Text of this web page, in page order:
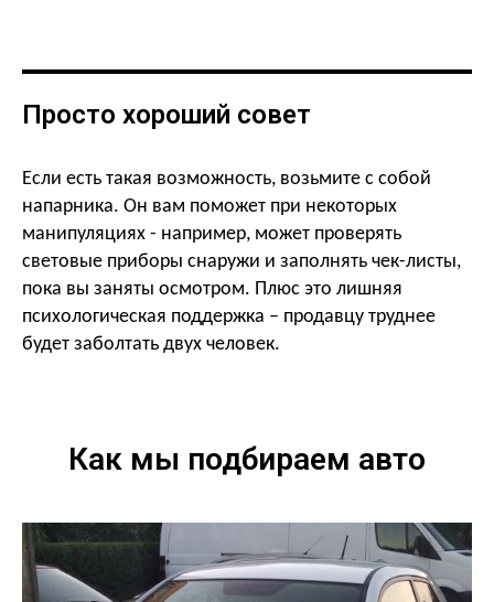
Просто хороший совет
Если есть такая возможность, возьмите с собой
напарника. Он вам поможет при некоторых
манипуляциях - например, может проверять
световые приборы снаружи и заполнять чек-листы,
пока вы заняты осмотром. Плюс это лишняя
психологическая поддержка – продавцу труднее
будет заболтать двух человек.
Как мы подбираем авто